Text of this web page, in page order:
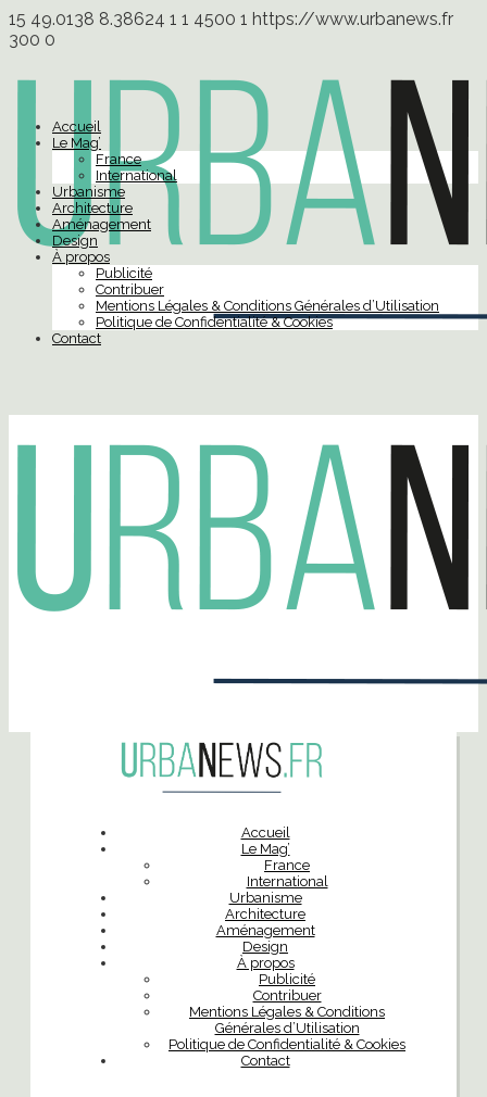
15 49.0138 8.38624 1 1 4500 1 https://www.urbanews.fr
300 0
Accueil
Le Mag’
France
International
Urbanisme
Architecture
Aménagement
Design
À propos
Publicité
Contribuer
Mentions Légales & Conditions Générales d’Utilisation
Politique de Confidentialité & Cookies
Contact
Accueil
Le Mag’
France
International
Urbanisme
Architecture
Aménagement
Design
À propos
Publicité
Contribuer
Mentions Légales & Conditions
Générales d’Utilisation
Politique de Confidentialité & Cookies
Contact